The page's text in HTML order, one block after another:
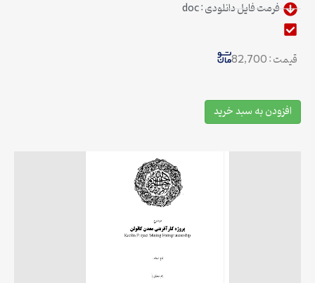
فرمت فایل دانلودی : doc
قیمت : 82,700
افزودن به سبد خرید